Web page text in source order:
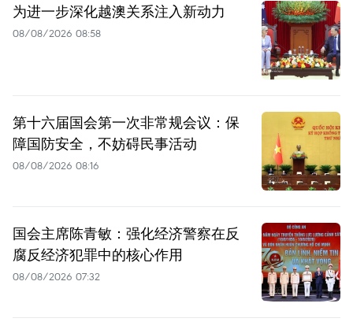
为进一步深化越澳关系注入新动力
08/08/2026 08:58
第十六届国会第一次非常规会议：保
障国防安全，不妨碍民事活动
08/08/2026 08:16
国会主席陈青敏：强化经济警察在反
腐反经济犯罪中的核心作用
08/08/2026 07:32